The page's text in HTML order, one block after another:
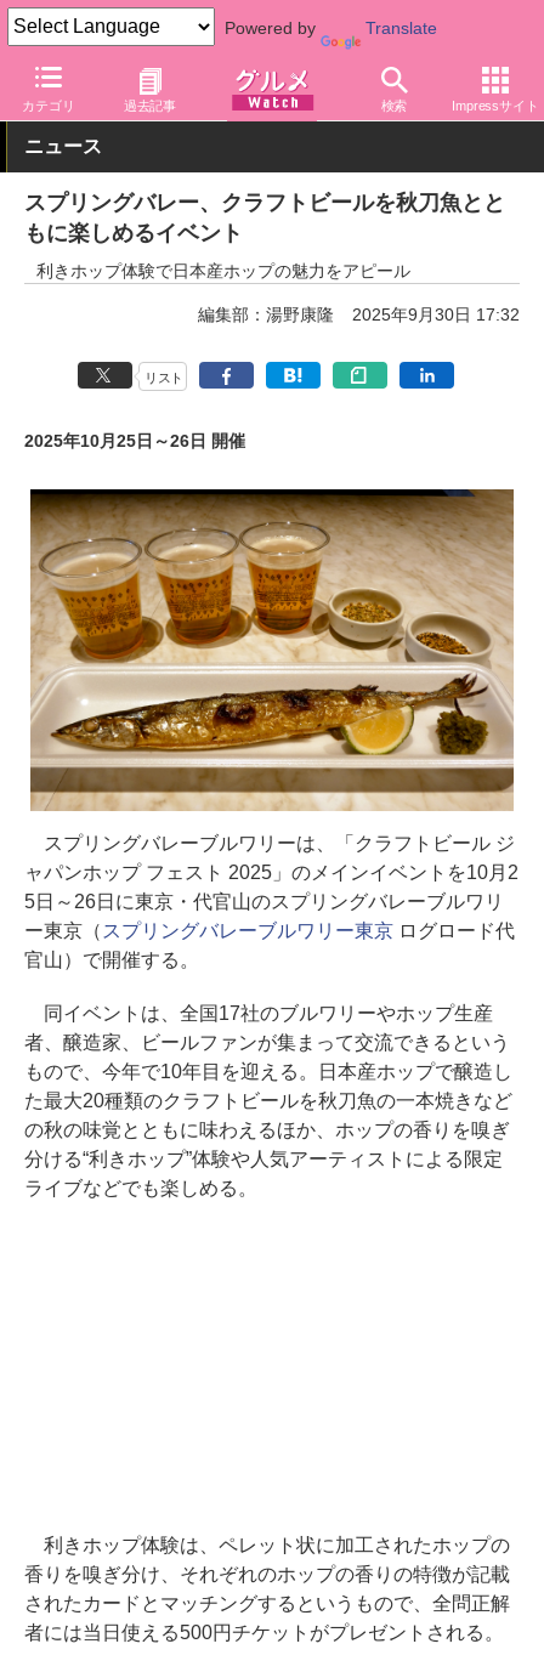
Powered by Translate
カテゴリ 過去記事 検索 Impressサイト
グルメ Watch アルコール ビール・発泡酒
ニュース
スプリングバレー、クラフトビールを秋刀魚とと
もに楽しめるイベント
利きホップ体験で日本産ホップの魅力をアピール
編集部：湯野康隆 2025年9月30日 17:32
リスト
2025年10月25日～26日 開催
スプリングバレーブルワリーは、「クラフトビール ジ
ャパンホップ フェスト 2025」のメインイベントを10月2
5日～26日に東京・代官山のスプリングバレーブルワリ
ー東京（ スプリングバレーブルワリー東京ログロード代
官山）で開催する。
同イベントは、全国17社のブルワリーやホップ生産
者、醸造家、ビールファンが集まって交流できるという
もので、今年で10年目を迎える。日本産ホップで醸造し
た最大20種類のクラフトビールを秋刀魚の一本焼きなど
の秋の味覚とともに味わえるほか、ホップの香りを嗅ぎ
分ける“利きホップ”体験や人気アーティストによる限定
ライブなどでも楽しめる。
利きホップ体験は、ペレット状に加工されたホップの
香りを嗅ぎ分け、それぞれのホップの香りの特徴が記載
されたカードとマッチングするというもので、全問正解
者には当日使える500円チケットがプレゼントされる。